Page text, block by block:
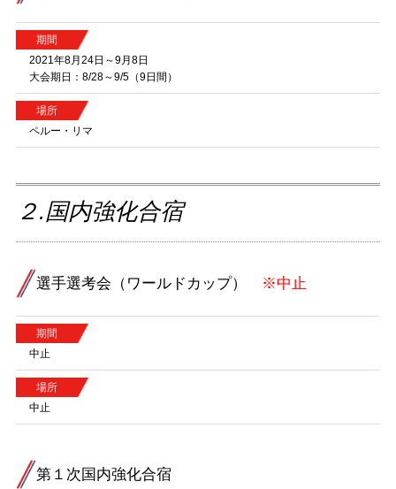
期間
2021年8月24日～9月8日
大会期日：8/28～9/5（9日間）
場所
ペルー・リマ
２.国内強化合宿
選手選考会（ワールドカップ） ※中止
期間
中止
場所
中止
第１次国内強化合宿